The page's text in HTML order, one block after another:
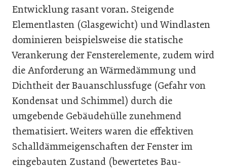
Entwicklung rasant voran. Steigende
Element­lasten (Glasgewicht) und Windlasten
dominieren beispielsweise die statische
Verankerung der Fensterelemente, zudem wird
die Anforderung an Wärmedämmung und
Dichtheit der Bauanschlussfuge (Gefahr von
Kondensat und Schimmel) durch die
umgebende Gebäudehülle zunehmend
thematisiert. Weiters waren die effektiven
Schalldämm­eigenschaften der Fenster im
eingebauten Zustand (bewertetes Bau-